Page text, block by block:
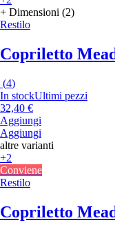
+ Dimensioni (2)
Restilo
Copriletto
(4)
In stockUltimi pezzi
32,40 €
Aggiungi
Aggiungi
altre varianti
+2
Conviene
Restilo
Copriletto